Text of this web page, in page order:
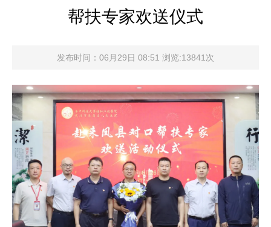
帮扶专家欢送仪式
发布时间：06月29日 08:51 浏览:13841次